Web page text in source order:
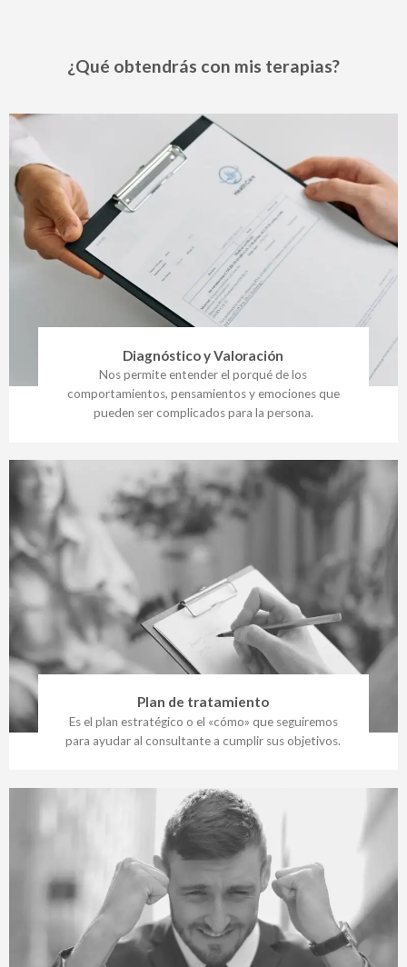
¿Qué obtendrás con mis terapias?
Diagnóstico y Valoración
Nos permite entender el porqué de los
comportamientos, pensamientos y emociones que
pueden ser complicados para la persona.
Plan de tratamiento
Es el plan estratégico o el «cómo» que seguiremos
para ayudar al consultante a cumplir sus objetivos.